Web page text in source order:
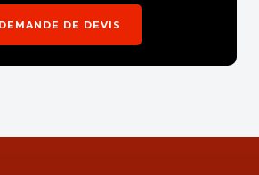
DEMANDE DE DEVIS